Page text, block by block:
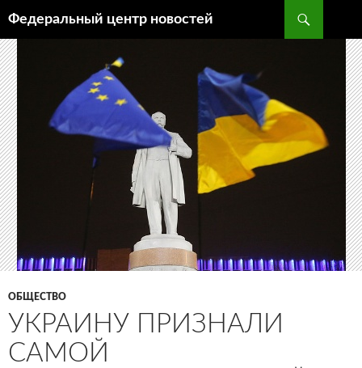
Федеральный центр новостей
К
СОДЕРЖИМОМУ
ОБЩЕСТВО
УКРАИНУ ПРИЗНАЛИ
САМОЙ